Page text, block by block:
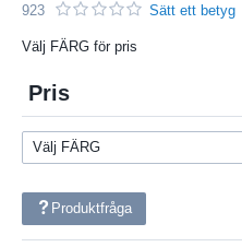
923 Sätt ett betyg
Välj FÄRG för pris
Pris
Produktfråga